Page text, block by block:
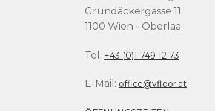
Grundäckergasse 11
1100 Wien - Oberlaa
Tel: +43 (0)1 749 12 73
E-Mail: office@vfloor.at